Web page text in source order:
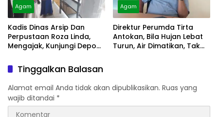
Agam
Kadis Dinas Arsip Dan
Perpustaan Roza Linda,
Mengajak, Kunjungi Depo
Agam
Direktur Perumda Tirta
Antokan, Bila Hujan Lebat
Turun, Air Dimatikan, Tak
Tinggalkan Balasan
Alamat email Anda tidak akan dipublikasikan. Ruas yang
wajib ditandai *